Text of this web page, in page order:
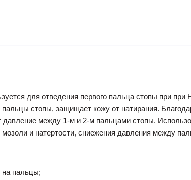
для отведения первого пальца стопы при при
стопы, защищает кожу от натирания.
между 1-м и 2-м пальцами стопы.
и натертости, сниежения давления между
на пальцы;